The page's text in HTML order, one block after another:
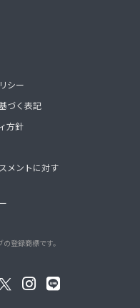
シー
づく表記
方針
メントに対す
登録商標です。